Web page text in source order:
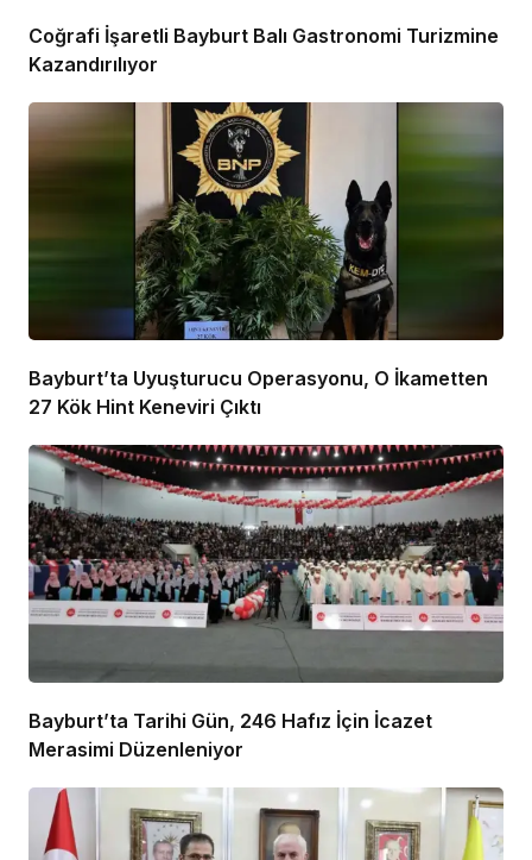
Coğrafi İşaretli Bayburt Balı Gastronomi Turizmine
Kazandırılıyor
Bayburt’ta Uyuşturucu Operasyonu, O İkametten
27 Kök Hint Keneviri Çıktı
Bayburt’ta Tarihi Gün, 246 Hafız İçin İcazet
Merasimi Düzenleniyor